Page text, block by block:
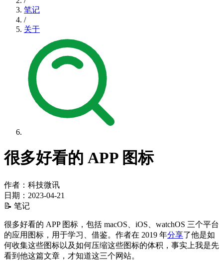
笔记
/
关于
很多好看的 APP 图标
作者：科技微讯
日期： 2023-04-21
📝 笔记
很多好看的 APP 图标，包括 macOS、iOS、watchOS 三个平台
的应用图标，用于学习、借鉴。作者在 2019 年分享了他是如
何收集这些图标以及如何压缩这些图标的体积，事实上我是先
看到他这篇文章，才知道这三个网站。